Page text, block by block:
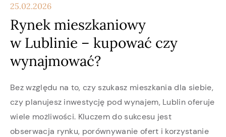
25.02.2026
Rynek mieszkaniowy
w Lublinie – kupować czy
wynajmować?
Bez względu na to, czy szukasz mieszkania dla siebie,
czy planujesz inwestycję pod wynajem, Lublin oferuje
wiele możliwości. Kluczem do sukcesu jest
obserwacja rynku, porównywanie ofert i korzystanie